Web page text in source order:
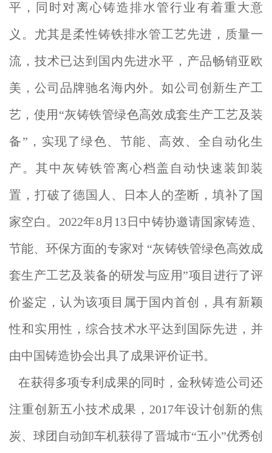
平，同时对离心铸造排水管行业有着重大意
义。尤其是柔性铸铁排水管工艺先进，质量一
流，技术已达到国内先进水平，产品畅销亚欧
美，公司品牌驰名海内外。如公司创新生产工
艺，使用“灰铸铁管绿色高效成套生产工艺及装
备”，实现了绿色、节能、高效、全自动化生
产。其中灰铸铁管离心档盖自动快速装卸装
置，打破了德国人、日本人的垄断，填补了国
家空白。2022年8月13日中铸协邀请国家铸造、
节能、环保方面的专家对 “灰铸铁管绿色高效成
套生产工艺及装备的研发与应用”项目进行了评
价鉴定，认为该项目属于国内首创，具有新颖
性和实用性，综合技术水平达到国际先进，并
由中国铸造协会出具了成果评价证书。
在获得多项专利成果的同时，金秋铸造公司还
注重创新五小技术成果，2017年设计创新的焦
炭、球团自动卸车机获得了晋城市“五小”优秀创